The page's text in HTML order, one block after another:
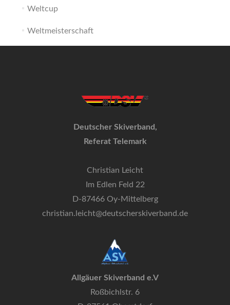
Weltcup
Weltmeisterschaft
Deutscher Skiverband,
Referat Telemark
Christian Leicht
Im Edlen Feld 22
D-87466 Oy-Mittelberg
christian.leicht@deutscherskiverband.de
Allgäuer Skiverband e.V
Roßbichlstr. 6